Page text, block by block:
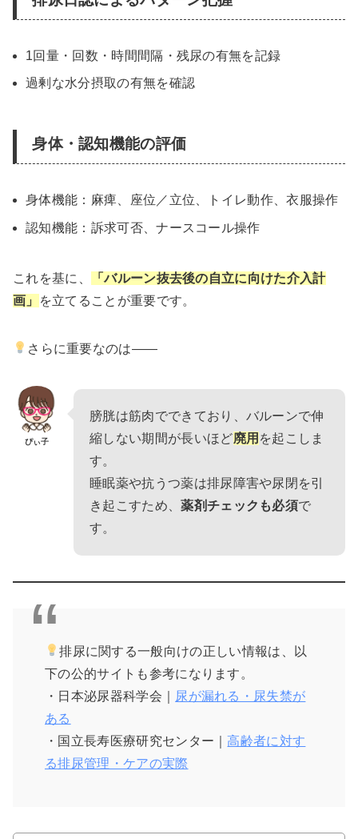
1回量・回数・時間間隔・残尿の有無を記録
過剰な水分摂取の有無を確認
身体・認知機能の評価
身体機能：麻痺、座位／立位、トイレ動作、衣服操作
認知機能：訴求可否、ナースコール操作
これを基に、
「バルーン抜去後の自立に向けた介入計
画」
を立てることが重要です。
さらに重要なのは――
ぴぃ子
膀胱は筋肉でできており、バルーンで伸
縮しない期間が長いほど廃用 を起こしま
す。
睡眠薬や抗うつ薬は排尿障害や尿閉を引
き起こすため、薬剤チェックも必須で
す。
排尿に関する一般向けの正しい情報は、以
下の公的サイトも参考になります。
・日本泌尿器科学会｜
尿が漏れる・尿失禁が
ある
・国立長寿医療研究センター｜高齢者に対す
る排尿管理・ケアの実際